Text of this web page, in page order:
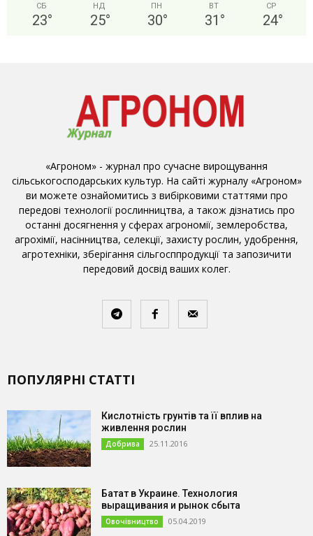
СБ
23°
НД
25°
ПН
30°
ВТ
31 °
СР
24°
«Агроном» - журнал про сучасне вирощування
сільськогосподарських культур. На сайті журналу «Агроном»
ви можете ознайомитись з вибірковими статтями про
передові технології рослинництва, а також дізнатись про
останні досягнення у сферах агрономії, землеробства,
агрохімії, насінництва, селекції, захисту рослин, удобрення,
агротехніки, зберігання сільгосппродукції та запозичити
передовий досвід ваших колег.
ПОПУЛЯРНІ СТАТТІ
Кислотність грунтів та її вплив на
живлення рослин
Добрива 25.11.2016
Батат в Украине. Технология
выращивания и рынок сбыта
Овочівництво 05.04.2019